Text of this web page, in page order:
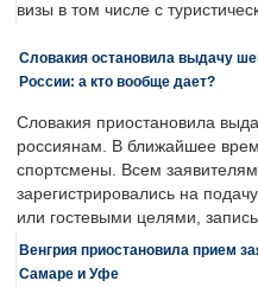
визы в том числе с
Словакия остановила выдачу
России: а кто вообще дает?
Словакия приостановила
россиянам. В ближайшее
спортсмены. Всем
зарегистрировались на
или гостевыми целями,
Венгрия приостановила прием
Самаре и Уфе